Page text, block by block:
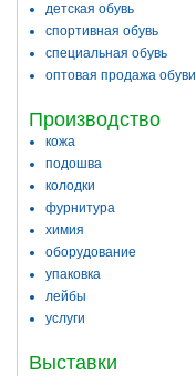
детская обувь
спортивная обувь
специальная обувь
оптовая продажа обуви
Производство
кожа
подошва
колодки
фурнитура
химия
оборудование
упаковка
лейбы
услуги
Выставки